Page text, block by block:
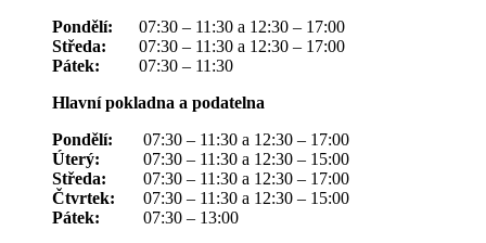
Pondělí:
07:30 – 11:30 a 12:30 – 17:00
Středa:
07:30 – 11:30 a 12:30 – 17:00
Pátek:
07:30 – 11:30
Hlavní pokladna a podatelna
Pondělí:
07:30 – 11:30 a 12:30 – 17:00
Úterý:
07:30 – 11:30 a 12:30 – 15:00
Středa:
07:30 – 11:30 a 12:30 – 17:00
Čtvrtek:
07:30 – 11:30 a 12:30 – 15:00
Pátek:
07:30 – 13:00